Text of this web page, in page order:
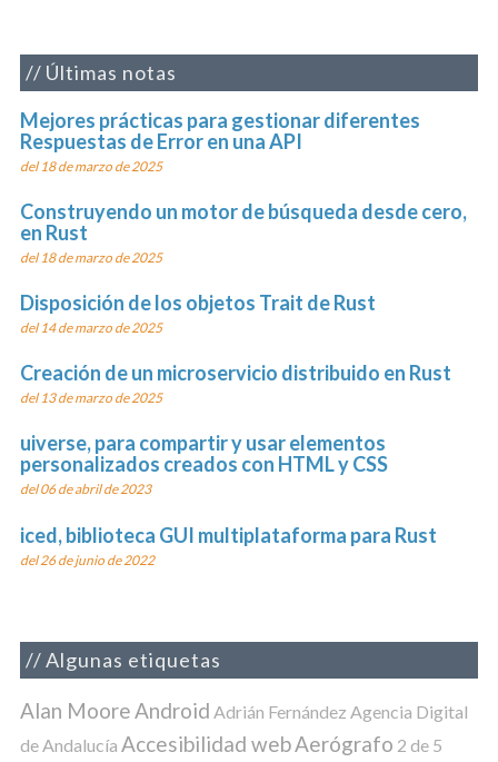
Últimas notas
Mejores prácticas para gestionar diferentes
Respuestas de Error en una API
del 18 de marzo de 2025
Construyendo un motor de búsqueda desde cero,
en Rust
del 18 de marzo de 2025
Disposición de los objetos Trait de Rust
del 14 de marzo de 2025
Creación de un microservicio distribuido en Rust
del 13 de marzo de 2025
uiverse, para compartir y usar elementos
personalizados creados con HTML y CSS
del 06 de abril de 2023
iced, biblioteca GUI multiplataforma para Rust
del 26 de junio de 2022
Algunas etiquetas
Alan MooreAndroid Adrián Fernández Agencia Digital
de Andalucía Accesibilidad webAerógrafo 2 de 5